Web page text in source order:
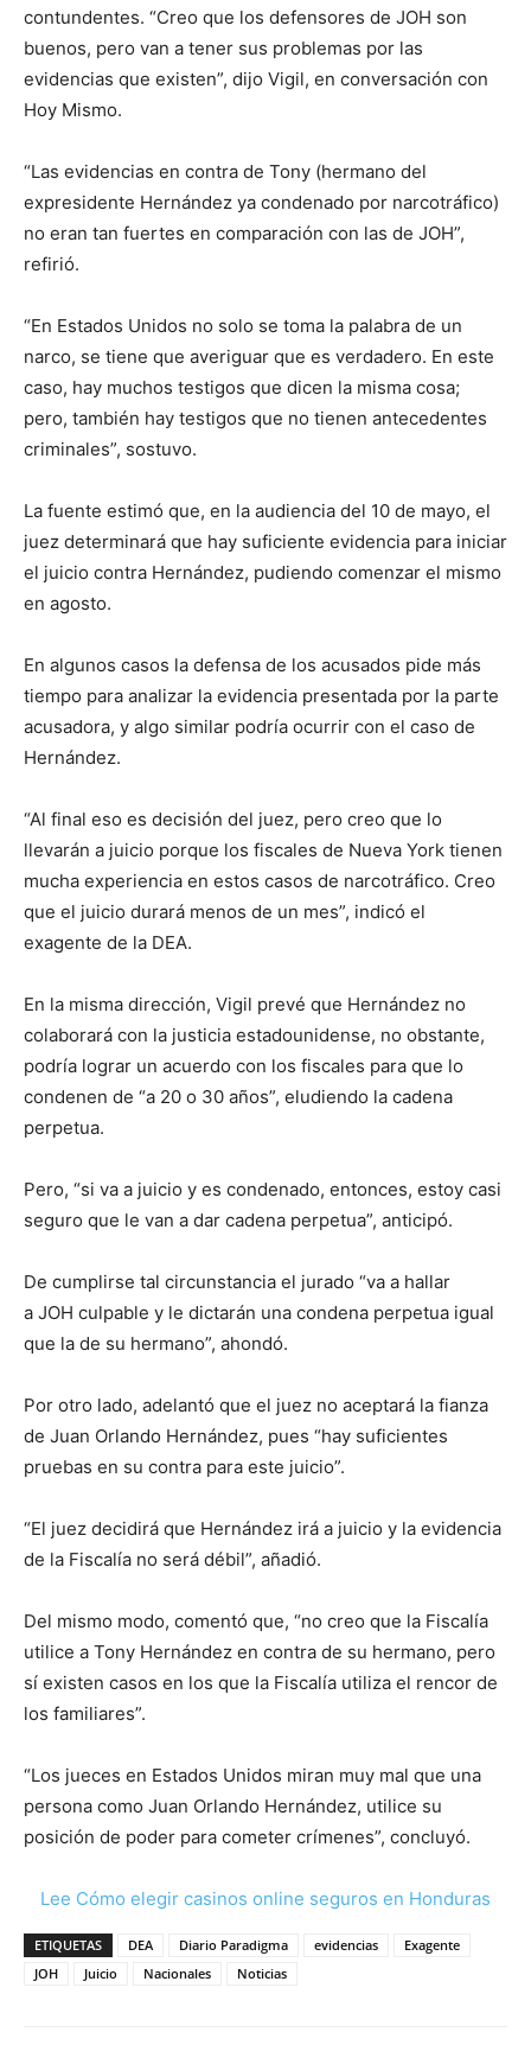
contundentes. “Creo que los defensores de JOH son
buenos, pero van a tener sus problemas por las
evidencias que existen”, dijo Vigil, en conversación con
Hoy Mismo.
“Las evidencias en contra de Tony (hermano del
expresidente Hernández ya condenado por narcotráfico)
no eran tan fuertes en comparación con las de JOH”,
refirió.
“En Estados Unidos no solo se toma la palabra de un
narco, se tiene que averiguar que es verdadero. En este
caso, hay muchos testigos que dicen la misma cosa;
pero, también hay testigos que no tienen antecedentes
criminales”, sostuvo.
La fuente estimó que, en la audiencia del 10 de mayo, el
juez determinará que hay suficiente evidencia para iniciar
el juicio contra Hernández, pudiendo comenzar el mismo
en agosto.
En algunos casos la defensa de los acusados pide más
tiempo para analizar la evidencia presentada por la parte
acusadora, y algo similar podría ocurrir con el caso de
Hernández.
“Al final eso es decisión del juez, pero creo que lo
llevarán a juicio porque los fiscales de Nueva York tienen
mucha experiencia en estos casos de narcotráfico. Creo
que el juicio durará menos de un mes”, indicó el
exagente de la DEA.
En la misma dirección, Vigil prevé que Hernández no
colaborará con la justicia estadounidense, no obstante,
podría lograr un acuerdo con los fiscales para que lo
condenen de “a 20 o 30 años”, eludiendo la cadena
perpetua.
Pero, “si va a juicio y es condenado, entonces, estoy casi
seguro que le van a dar cadena perpetua”, anticipó.
De cumplirse tal circunstancia el jurado “va a hallar
a JOH culpable y le dictarán una condena perpetua igual
que la de su hermano”, ahondó.
Por otro lado, adelantó que el juez no aceptará la fianza
de Juan Orlando Hernández, pues “hay suficientes
pruebas en su contra para este juicio”.
“El juez decidirá que Hernández irá a juicio y la evidencia
de la Fiscalía no será débil”, añadió.
Del mismo modo, comentó que, “no creo que la Fiscalía
utilice a Tony Hernández en contra de su hermano, pero
sí existen casos en los que la Fiscalía utiliza el rencor de
los familiares”.
“Los jueces en Estados Unidos miran muy mal que una
persona como Juan Orlando Hernández, utilice su
posición de poder para cometer crímenes”, concluyó.
Lee Cómo elegir casinos online seguros en Honduras
ETIQUETAS DEA Diario Paradigma evidencias
Exagente
JOH
Juicio Nacionales Noticias